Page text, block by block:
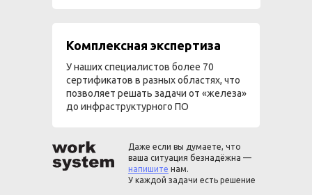
Комплексная экспертиза
У наших специалистов более 70
сертификатов в разных областях, что
позволяет решать задачи от «железа»
до инфраструктурного ПО
Даже если вы думаете, что
ваша ситуация безнадёжна —
напишите нам.
У каждой задачи есть решение